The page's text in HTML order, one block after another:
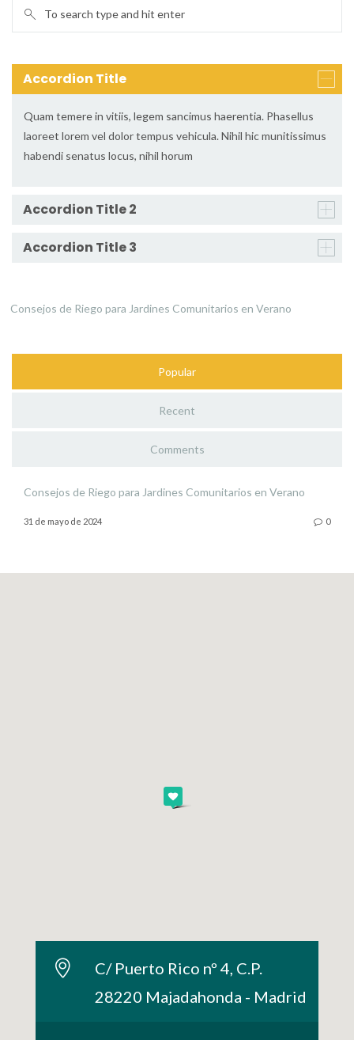
Accordion Title
Quam temere in vitiis, legem sancimus haerentia. Phasellus
laoreet lorem vel dolor tempus vehicula. Nihil hic munitissimus
habendi senatus locus, nihil horum
Accordion Title 2
Accordion Title 3
Consejos de Riego para Jardines Comunitarios en Verano
Popular
Recent
Comments
Consejos de Riego para Jardines Comunitarios en Verano
31 de mayo de 2024 0
C/ Puerto Rico nº 4, C.P.
28220 Majadahonda - Madrid